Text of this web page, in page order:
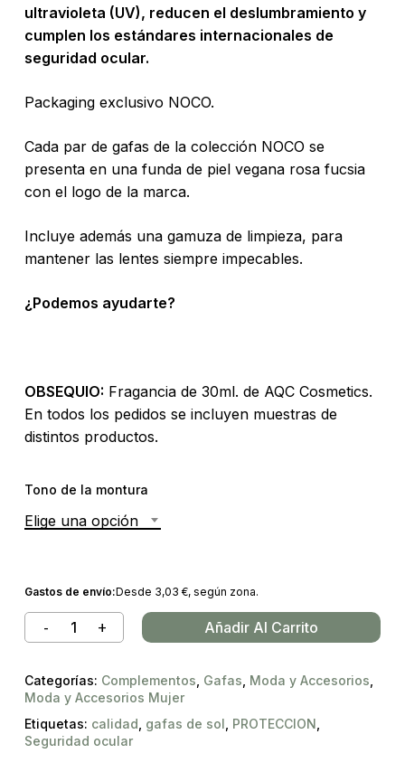
ultravioleta (UV), reducen el deslumbramiento y
cumplen los estándares internacionales de
seguridad ocular.
Packaging exclusivo NOCO.
Cada par de gafas de la colección NOCO se
presenta en una funda de piel vegana rosa fucsia
con el logo de la marca.
Incluye además una gamuza de limpieza, para
mantener las lentes siempre impecables.
¿Podemos ayudarte?
OBSEQUIO: Fragancia de 30ml. de AQC Cosmetics.
En todos los pedidos se incluyen muestras de
distintos productos.
Tono de la montura
Elige una opción
Gastos de envío:Desde 3,03 €, según zona.
Añadir Al Carrito
Categorías: Complementos Gafas Moda y Accesorios
Moda y Accesorios Mujer
Etiquetas: calidad gafas de sol PROTECCION
Seguridad ocular